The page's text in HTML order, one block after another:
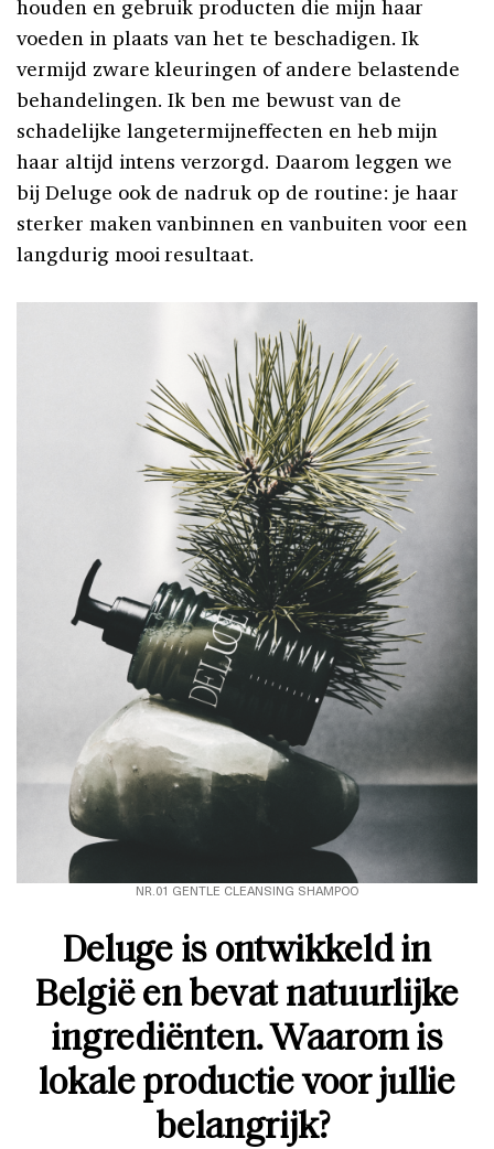
houden en gebruik producten die mijn haar
voeden in plaats van het te beschadigen. Ik
vermijd zware kleuringen of andere belastende
behandelingen. Ik ben me bewust van de
schadelijke langetermijneffecten en heb mijn
haar altijd intens verzorgd. Daarom leggen we
bij Deluge ook de nadruk op de routine: je haar
sterker maken vanbinnen en vanbuiten voor een
langdurig mooi resultaat.
NR.01 GENTLE CLEANSING SHAMPOO
Deluge is ontwikkeld in
België en bevat natuurlijke
ingrediënten. Waarom is
lokale productie voor jullie
belangrijk?